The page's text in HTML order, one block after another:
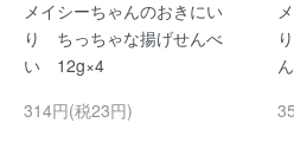
メイシーちゃんのおきにい
り ちっちゃな揚げせんべ
い 12g×4
314円(税23円)